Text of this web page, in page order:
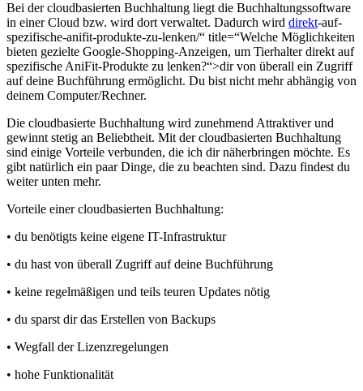
Bei der cloudbasierten Buchhaltung liegt die Buchhaltungssoftware
in einer Cloud bzw. wird dort verwaltet. Dadurch wird direkt-auf-
spezifische-anifit-produkte-zu-lenken/“ title=“Welche Möglichkeiten
bieten gezielte Google-Shopping-Anzeigen, um Tierhalter direkt auf
spezifische AniFit-Produkte zu lenken?“>dir von überall ein Zugriff
auf deine Buchführung ermöglicht. Du bist nicht mehr abhängig von
deinem Computer/Rechner.
Die cloudbasierte Buchhaltung wird zunehmend Attraktiver und
gewinnt stetig an Beliebtheit. Mit der cloudbasierten Buchhaltung
sind einige Vorteile verbunden, die ich dir näherbringen möchte. Es
gibt natürlich ein paar Dinge, die zu beachten sind. Dazu findest du
weiter unten mehr.
Vorteile einer cloudbasierten Buchhaltung:
• du benötigts keine eigene IT-Infrastruktur
• du hast von überall Zugriff auf deine Buchführung
• keine regelmäßigen und teils teuren Updates nötig
• du sparst dir das Erstellen von Backups
• Wegfall der Lizenzregelungen
• hohe Funktionalität